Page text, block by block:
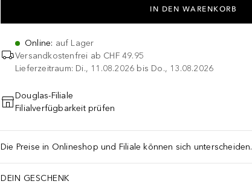
IN DEN WARENKORB
Online: auf Lager
Versandkostenfrei ab CHF 49.95
Lieferzeitraum: Di., 11.08.2026 bis Do., 13.08.2026
Douglas-Filiale
Filialverfügbarkeit prüfen
Die Preise in Onlineshop und Filiale können sich unterscheiden.
DEIN GESCHENK